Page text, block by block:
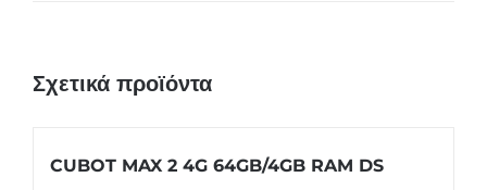
Σχετικά προϊόντα
CUBOT MAX 2 4G 64GB/4GB RAM DS